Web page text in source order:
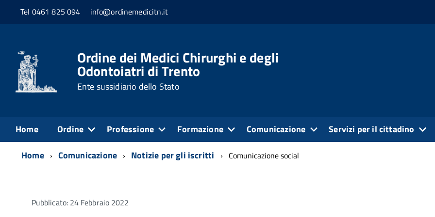
Tel 0461 825 094 info@ordinemedicitn.it
Ordine dei Medici Chirurghi e degli
Odontoiatri di Trento
Ente sussidiario dello Stato
Home Ordine Professione Formazione Comunicazione Servizi per il cittadino
Home Comunicazione Notizie per gli iscritti Comunicazione social
Pubblicato: 24 Febbraio 2022